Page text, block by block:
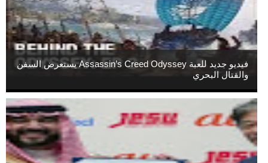
فيديو جديد للعبة Assassin’s Creed Odyssey يستعرض السفن
والقتال البحري